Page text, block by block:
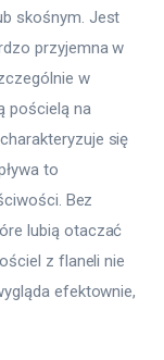
skośnym. Jest
przyjemna w
w
pościelą na
się
to
Bez
lubią otaczać
z flaneli nie
efektownie,